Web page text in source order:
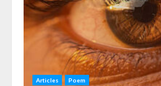
Articles Poem